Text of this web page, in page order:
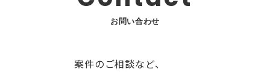
お問い合わせ
案件のご相談など、